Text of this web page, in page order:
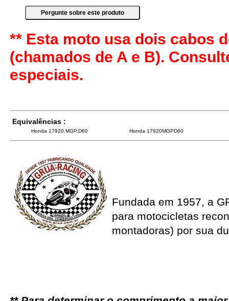
** Esta moto usa dois cabos
(chamados de A e B).
especiais.
Equivalências :
Honda 17920.MGP.D60 Honda 17920MGPD60
Fundada em 1957, a
para motocicletas
montadoras) por sua